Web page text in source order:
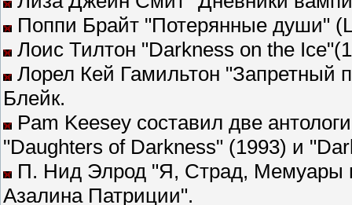
Поппи Брайт "Потерянные души"
Лоис Тилтон "Darkness on the
Лорел Кей Гамильтон "Запретный
Блейк.
Pam Keesey составил две
"Daughters of Darkness" (1993) и
П. Нид Элрод "Я, Страд, Мемуары
Азалина Патриции".